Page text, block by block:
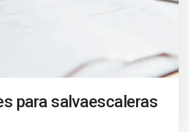
para salvaescaleras